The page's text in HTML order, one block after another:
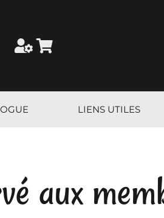
LIENS UTILES
aux